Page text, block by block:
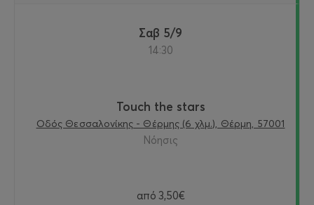
Σαβ 5/9
14:30
Touch the stars
Οδός Θεσσαλονίκης - Θέρμης (6 χλμ.), Θέρμη, 57001
Νόησις
από 3,50€